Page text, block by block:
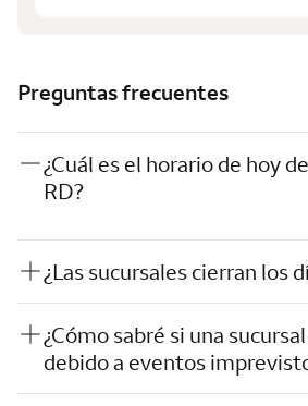
Preguntas frecuentes
¿Cuál es el horario de hoy
RD?
¿Las sucursales cierran los
¿Cómo sabré si una
debido a eventos